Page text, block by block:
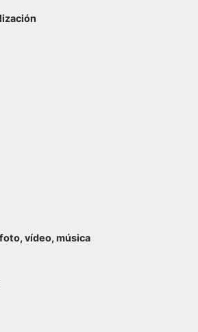
vídeo, música